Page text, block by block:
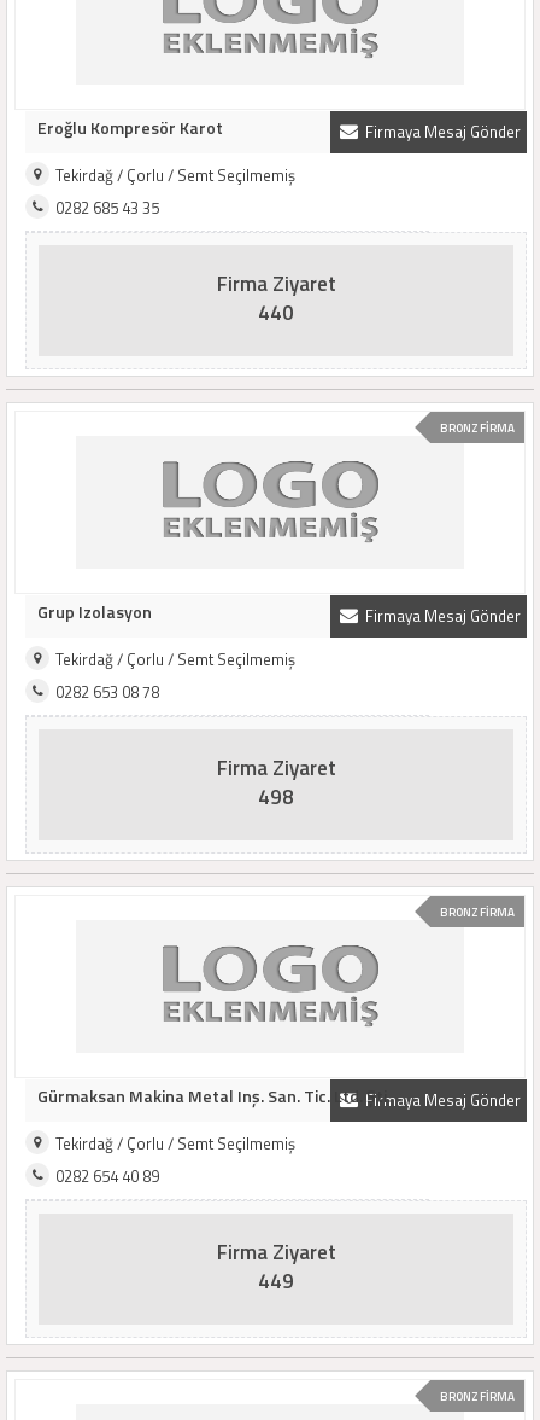
Firmaya Mesaj Gönder
Eroğlu Kompresör Karot
Tekirdağ / Çorlu / Semt Seçilmemiş
0282 685 43 35
Firma Ziyaret
440
BRONZ FİRMA
Firmaya Mesaj Gönder
Grup Izolasyon
Tekirdağ / Çorlu / Semt Seçilmemiş
0282 653 08 78
Firma Ziyaret
498
BRONZ FİRMA
Firmaya Mesaj Gönder
Gürmaksan Makina Metal Inş. San. Tic. Ltd. Şti.
Tekirdağ / Çorlu / Semt Seçilmemiş
0282 654 40 89
Firma Ziyaret
449
BRONZ FİRMA